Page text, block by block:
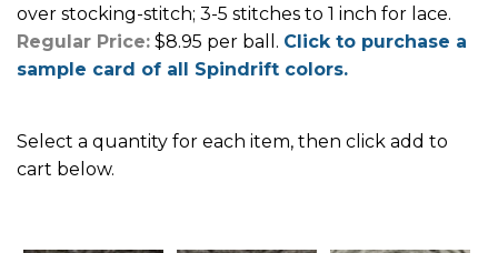
over stocking-stitch; 3-5 stitches to 1 inch for lace.
Regular Price: $8.95 per ball. Click to purchase a
sample card of all Spindrift colors.
Select a quantity for each item, then click add to
cart below.